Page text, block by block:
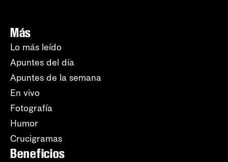
Más
Lo más leído
Apuntes del día
Apuntes de la semana
En vivo
Fotografía
Humor
Crucigramas
Beneficios